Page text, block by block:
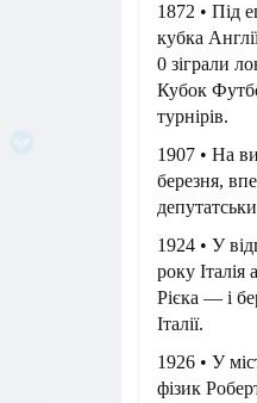
1872 • Під
кубка
0 зіграли
Кубок
турнірів.
1907 • На
березня,
1924 • У
року
Рієка — і
Італії.
1926 • У
фізик